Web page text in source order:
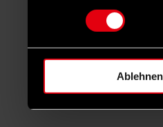
Ablehnen